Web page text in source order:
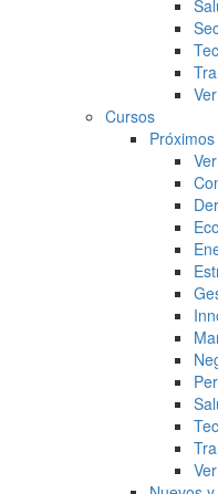
Cursos
Próximos